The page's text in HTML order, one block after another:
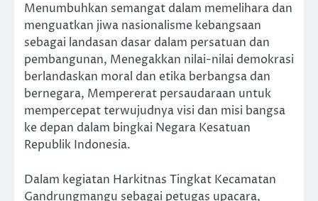
Menumbuhkan semangat dalam memelihara dan
menguatkan jiwa nasionalisme kebangsaan
sebagai landasan dasar dalam persatuan dan
pembangunan, Menegakkan nilai-nilai demokrasi
berlandaskan moral dan etika berbangsa dan
bernegara, Mempererat persaudaraan untuk
mempercepat terwujudnya visi dan misi bangsa
ke depan dalam bingkai Negara Kesatuan
Republik Indonesia.
Dalam kegiatan Harkitnas Tingkat Kecamatan
Gandrungmangu sebagai petugas upacara,